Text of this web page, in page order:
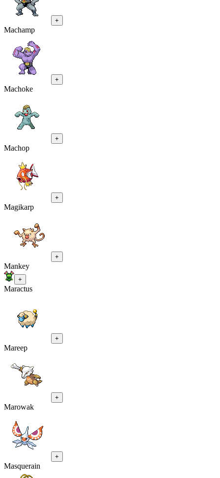
+
Machamp
+
Machoke
+
Machop
+
Magikarp
+
Mankey
+
Maractus
+
Mareep
+
Marowak
+
Masquerain